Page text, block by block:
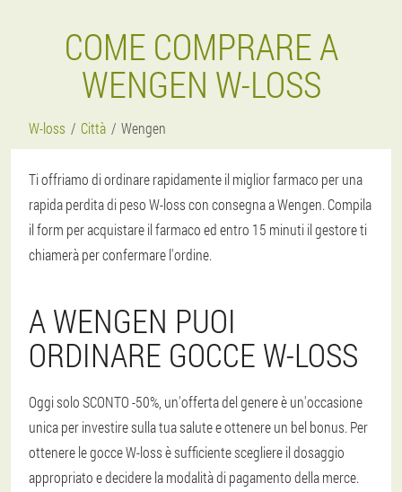
COME COMPRARE A
WENGEN W-LOSS
W-loss Città Wengen
Ti offriamo di ordinare rapidamente il miglior farmaco per una
rapida perdita di peso W-loss con consegna a Wengen. Compila
il form per acquistare il farmaco ed entro 15 minuti il gestore ti
chiamerà per confermare l'ordine.
A WENGEN PUOI
ORDINARE GOCCE W-LOSS
Oggi solo SCONTO -50%, un'offerta del genere è un'occasione
unica per investire sulla tua salute e ottenere un bel bonus. Per
ottenere le gocce W-loss è sufficiente scegliere il dosaggio
appropriato e decidere la modalità di pagamento della merce.